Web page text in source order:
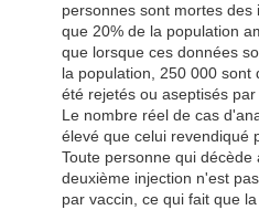
personnes sont mortes
que 20% de la population
que lorsque ces données
la population, 250 000
été rejetés ou aseptisés par
Le nombre réel de cas
élevé que celui revendiqué
Toute personne qui
deuxième injection n'est
par vaccin, ce qui fait que